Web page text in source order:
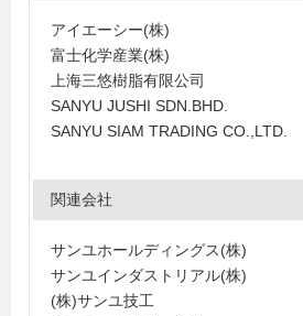
アイエーシー(株)
富士化学産業(株)
上海三悠樹脂有限公司
SANYU JUSHI SDN.BHD.
SANYU SIAM TRADING CO.,LTD.
関連会社
サンユホールディングス(株)
サンユインダストリアル(株)
(株)サンユ技工